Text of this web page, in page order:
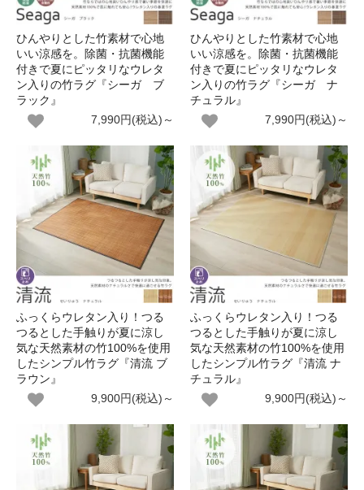
ひんやりとした竹素材で心地
いい涼感を。除菌・抗菌機能
付きで夏にピッタリなウレタ
ン入りの竹ラグ『シーガ ブ
ラック』
7,990円(税込)～
ひんやりとした竹素材で心地
いい涼感を。除菌・抗菌機能
付きで夏にピッタリなウレタ
ン入りの竹ラグ『シーガ ナ
チュラル』
7,990円(税込)～
ふっくらウレタン入り！つる
つるとした手触りが夏に涼し
気な天然素材の竹100%を使用
したシンプル竹ラグ『清流 ブ
ラウン』
9,900円(税込)～
ふっくらウレタン入り！つる
つるとした手触りが夏に涼し
気な天然素材の竹100%を使用
したシンプル竹ラグ『清流 ナ
チュラル』
9,900円(税込)～